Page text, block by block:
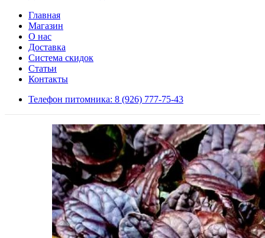
Главная
Магазин
О нас
Доставка
Система скидок
Статьи
Контакты
Телефон питомника: 8 (926) 777-75-43